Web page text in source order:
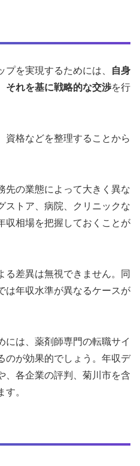
を実現するためには、 自身
それを基に戦略的な交渉を行
資格などを整理することから
先の業態によって大きく異な
ストア、病院、クリニックな
収相場を把握しておくことが
る差異は無視できません。同
は年収水準が異なるケースが
には、薬剤師専門の転職サイ
のが効果的でしょう。年収デ
、各企業の評判、菊川市を含
。